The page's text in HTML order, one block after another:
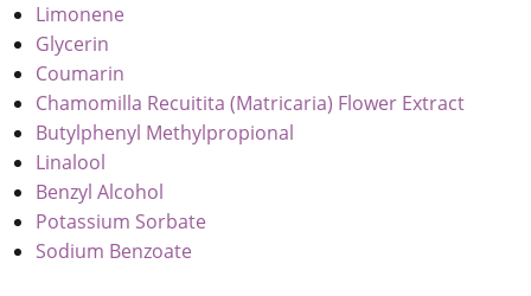
Limonene
Glycerin
Coumarin
Chamomilla Recuitita (Matricaria) Flower Extract
Butylphenyl Methylpropional
Linalool
Benzyl Alcohol
Potassium Sorbate
Sodium Benzoate